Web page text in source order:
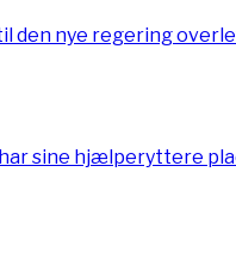
den nye regering
sine hjælperyttere